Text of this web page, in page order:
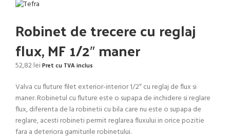
Robinet de trecere cu reglaj
flux, MF 1/2″ maner
52,82leiPret cu TVA inclus
Valva cu fluture filet exterior-interior 1/2″ cu reglaj de flux si
maner. Robinetul cu fluture este o supapa de inchidere si reglare
flux, diferenta de la robinetii cu bila care nu este o supapa de
reglare, acesti robineti permit reglarea fluxului in orice pozitie
fara a deteriora garniturile robinetului.